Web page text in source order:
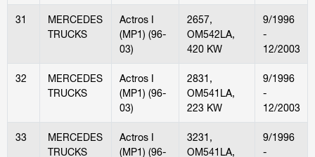
31
MERCEDES
TRUCKS
Actros I
(MP1) (96-
03)
2657,
OM542LA,
420 KW
9/1996
-
12/2003
32
MERCEDES
TRUCKS
Actros I
(MP1) (96-
03)
2831,
OM541LA,
223 KW
9/1996
-
12/2003
33
MERCEDES
TRUCKS
Actros I
(MP1) (96-
3231,
OM541LA,
9/1996
-